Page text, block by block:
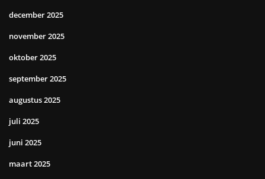
december 2025
november 2025
oktober 2025
september 2025
augustus 2025
juli 2025
juni 2025
maart 2025